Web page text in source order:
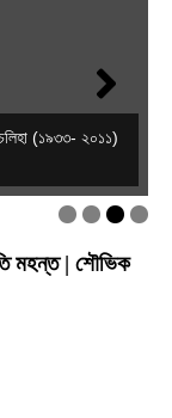
(১৯৩৩- ২০১১)
মহন্ত | শৌভিক